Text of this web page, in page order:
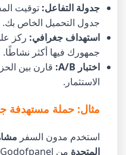
جدولة التفاعل: توقيت
جدول التحميل الخاص بك.
استهداف جغرافي: ركز
جمهورك فيها أكثر نشاطًا.
اختبار A/B:
قارن بين
الاستثمار.
مثال: حملة مستهدفة
استخدم مدون السفر
المتحدة